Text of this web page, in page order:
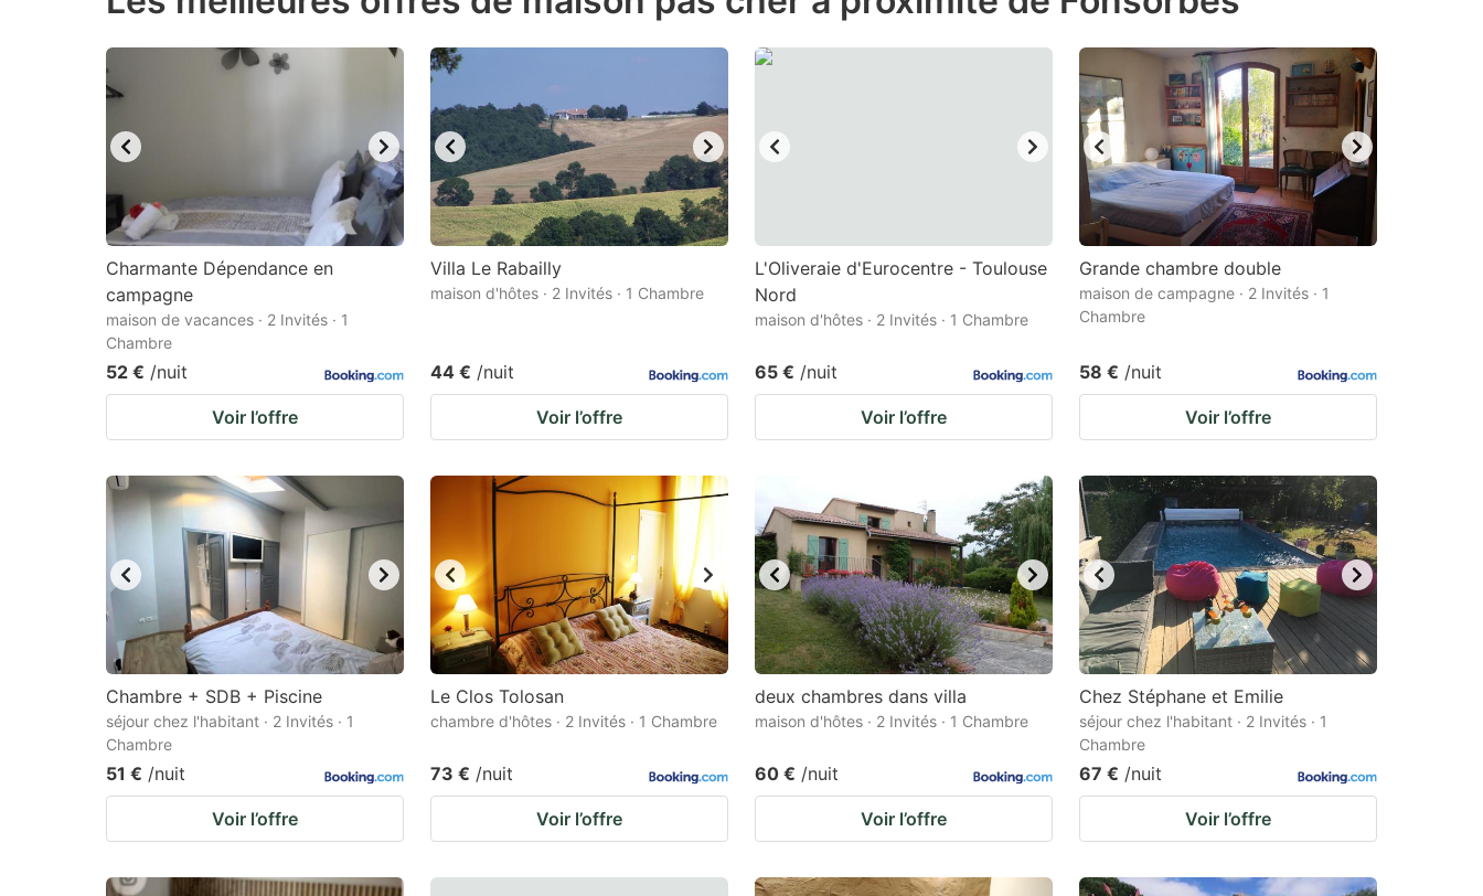
the
keyboard
shortcuts
for
changing
dates.
key
to
get
the
keyboard
shortcuts
for
dates.
Charmante Dépendance en
campagne
maison de vacances · 2 Invités · 1
Chambre
52 € /nuit
Voir l’offre
Villa Le Rabailly
maison d'hôtes · 2 Invités · 1 Chambre
44 € /nuit
Voir l’offre
L'Oliveraie d'Eurocentre - Toulouse
Nord
maison d'hôtes · 2 Invités · 1 Chambre
65 € /nuit
Voir l’offre
Grande chambre double
maison de campagne · 2 Invités · 1
Chambre
58 € /nuit
Voir l’offre
Chambre + SDB + Piscine
séjour chez l'habitant · 2 Invités · 1
Chambre
51 € /nuit
Voir l’offre
Le Clos Tolosan
chambre d'hôtes · 2 Invités · 1 Chambre
73 € /nuit
Voir l’offre
deux chambres dans villa
maison d'hôtes · 2 Invités · 1 Chambre
60 € /nuit
Voir l’offre
Chez Stéphane et Emilie
séjour chez l'habitant · 2 Invités · 1
Chambre
67 € /nuit
Voir l’offre